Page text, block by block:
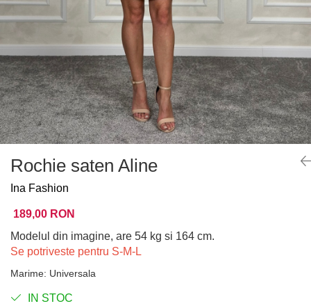
Rochie saten Aline
Ina Fashion
189,00 RON
Modelul din imagine, are 54 kg si 164 cm.
Se potriveste pentru S-M-L
Marime: Universala
IN STOC